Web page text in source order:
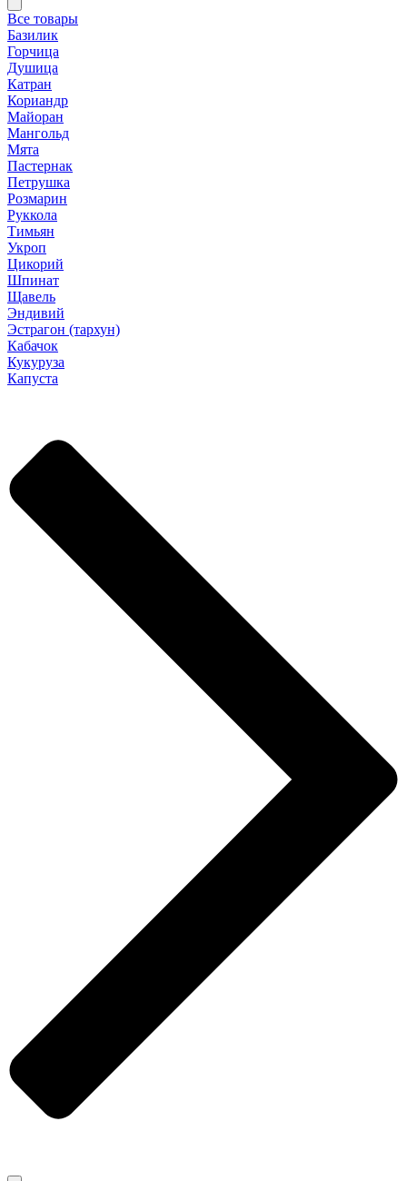
Все товары
Базилик
Горчица
Душица
Катран
Кориандр
Майоран
Мангольд
Мята
Пастернак
Петрушка
Розмарин
Руккола
Тимьян
Укроп
Цикорий
Шпинат
Щавель
Эндивий
Эстрагон (тархун)
Кабачок
Кукуруза
Капуста